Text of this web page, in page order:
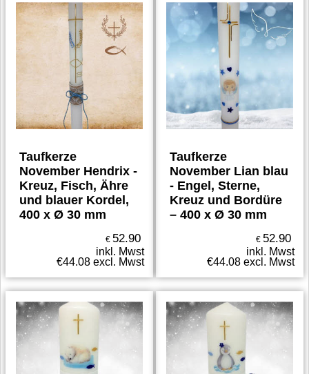
Taufkerze
November Hendrix -
Kreuz, Fisch, Ähre
und blauer Kordel,
400 x Ø 30 mm
€ 52.90
inkl. Mwst
€44.08 excl. Mwst
Taufkerze
November Lian blau
- Engel, Sterne,
Kreuz und Bordüre
– 400 x Ø 30 mm
€ 52.90
inkl. Mwst
€44.08 excl. Mwst